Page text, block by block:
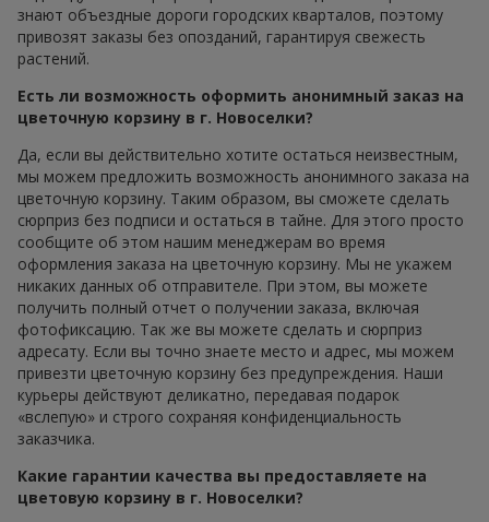
знают объездные дороги городских кварталов, поэтому
привозят заказы без опозданий, гарантируя свежесть
растений.
Есть ли возможность оформить анонимный заказ на
цветочную корзину в г. Новоселки?
Да, если вы действительно хотите остаться неизвестным,
мы можем предложить возможность анонимного заказа на
цветочную корзину. Таким образом, вы сможете сделать
сюрприз без подписи и остаться в тайне. Для этого просто
сообщите об этом нашим менеджерам во время
оформления заказа на цветочную корзину. Мы не укажем
никаких данных об отправителе. При этом, вы можете
получить полный отчет о получении заказа, включая
фотофиксацию. Так же вы можете сделать и сюрприз
адресату. Если вы точно знаете место и адрес, мы можем
привезти цветочную корзину без предупреждения. Наши
курьеры действуют деликатно, передавая подарок
«вслепую» и строго сохраняя конфиденциальность
заказчика.
Какие гарантии качества вы предоставляете на
цветовую корзину в г. Новоселки?